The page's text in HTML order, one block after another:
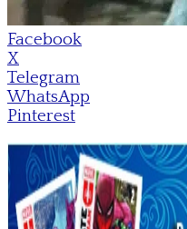
Facebook
X
Telegram
WhatsApp
Pinterest